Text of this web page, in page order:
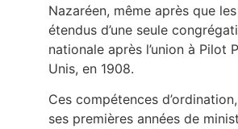
Nazaréen, même après que
étendus d’une seule
nationale après l’union à Pilot
Unis, en 1908.
Ces compétences
ses premières années de